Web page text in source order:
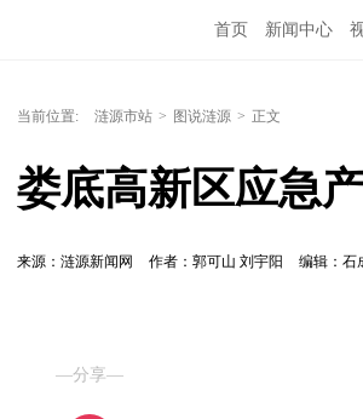
首页 新闻中心
当前位置: 涟源市站 > 图说涟源 > 正文
娄底高新区应急
来源：涟源新闻网 作者：郭可山 刘宇阳 编辑：石
—分享—